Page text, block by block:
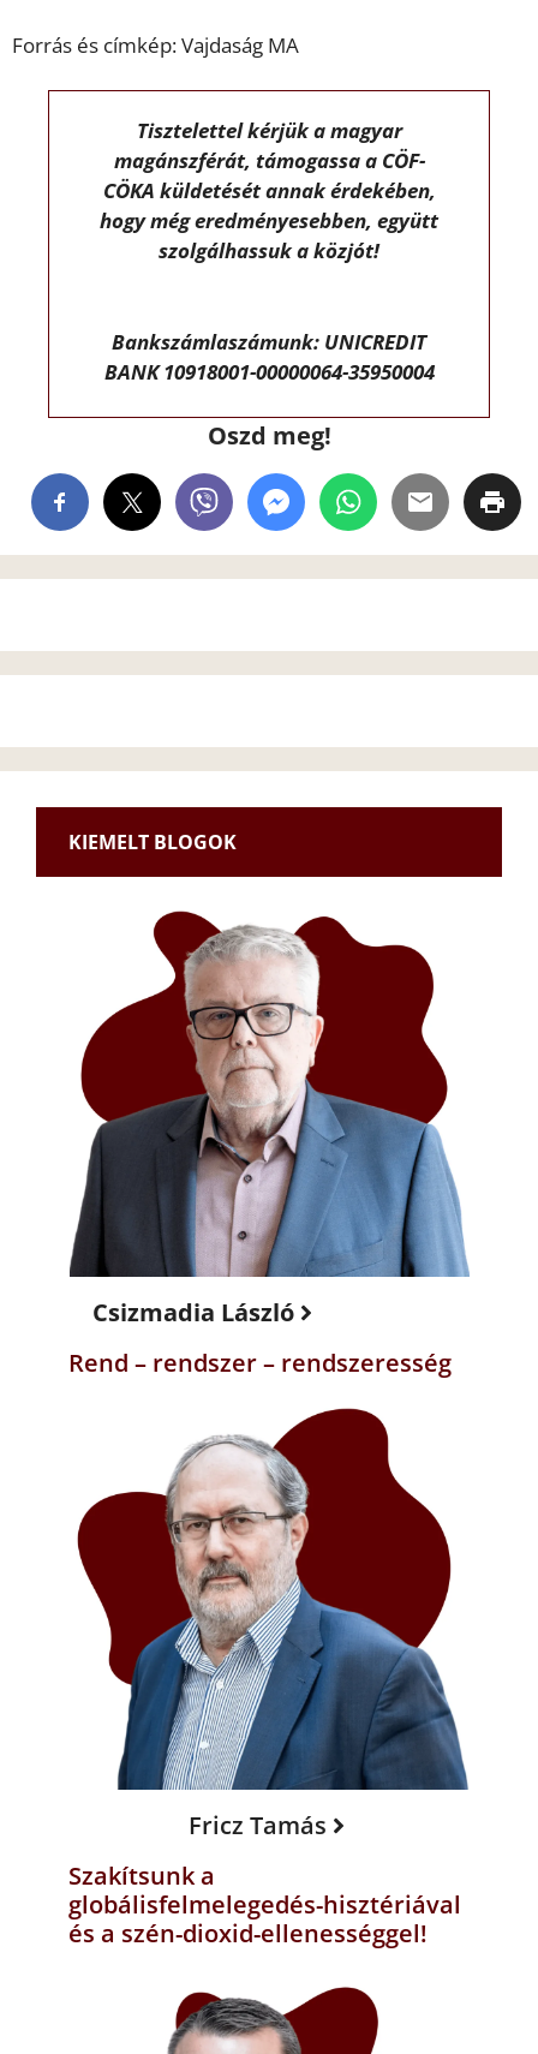
Forrás és címkép: Vajdaság MA
Tisztelettel kérjük a magyar
magánszférát, támogassa a CÖF-
CÖKA küldetését annak érdekében,
hogy még eredményesebben, együtt
szolgálhassuk a közjót!
Bankszámlaszámunk: UNICREDIT
BANK 10918001-00000064-35950004
Oszd meg!
KIEMELT BLOGOK
Csizmadia László
Rend – rendszer – rendszeresség
Fricz Tamás
Szakítsunk a
globálisfelmelegedés-hisztériával
és a szén-dioxid-ellenességgel!